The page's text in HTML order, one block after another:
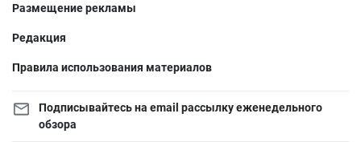
Размещение рекламы
Редакция
Правила использования материалов
Подписывайтесь на email рассылку еженедельного
обзора